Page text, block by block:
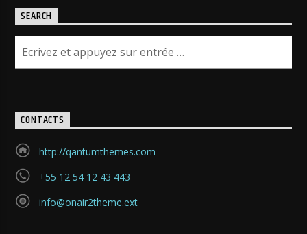
SEARCH
CONTACTS
http://qantumthemes.com
+55 12 54 12 43 443
info@onair2theme.ext